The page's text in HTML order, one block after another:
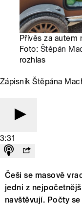
Přívěs za autem
Foto: Štěpán
rozhlas
Zápisník Štěpána
3:31
Češi se masově
jedni z
navštěvují. Počty